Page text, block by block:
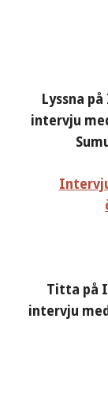
Lyssna
intervju
Titta på
intervju